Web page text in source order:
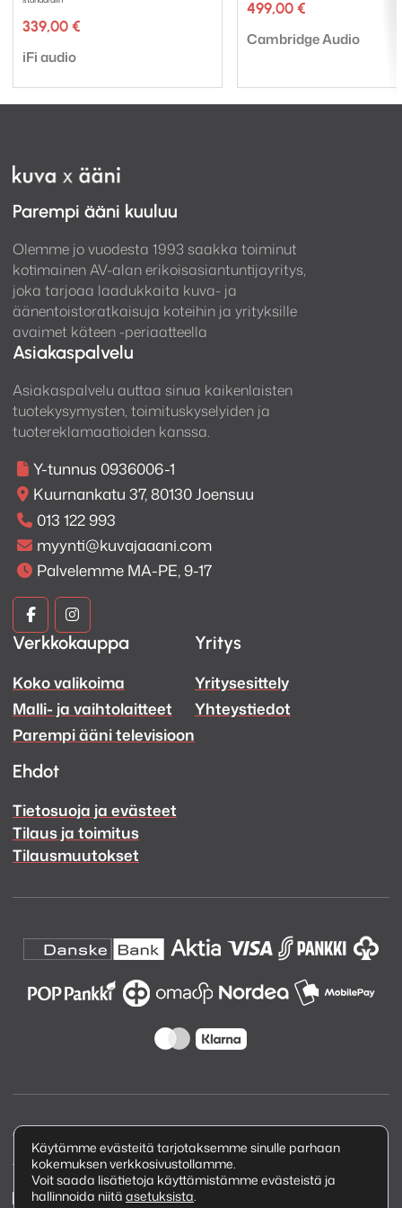
339,00 €
Tuotemerkki:
iFi audio
499,00 €
Tuotemerkki:
Cambridge Audio
Parempi ääni kuuluu
Olemme jo vuodesta 1993 saakka toiminut
kotimainen AV-alan erikoisasiantuntijayritys,
joka tarjoaa laadukkaita kuva- ja
äänentoistoratkaisuja koteihin ja yrityksille
avaimet käteen -periaatteella
Asiakaspalvelu
Asiakaspalvelu auttaa sinua kaikenlaisten
tuotekysymysten, toimituskyselyiden ja
tuotereklamaatioiden kanssa.
Y-tunnus 0936006-1
Kuurnankatu 37, 80130 Joensuu
013 122 993
myynti@kuvajaaani.com
Palvelemme MA-PE, 9-17
Kuva
ja
Ääni
Facebook
Kuva
ja
Ääni
Instagram
Verkkokauppa
Koko valikoima
Malli- ja vaihtolaitteet
Parempi ääni televisioon
Yritys
Yritysesittely
Yhteystiedot
Ehdot
Tietosuoja ja evästeet
Tilaus ja toimitus
Tilausmuutokset
Copyright © 2026 Kuva ja Ääni Oy
Tietosuojaseloste
Käytämme evästeitä tarjotaksemme sinulle parhaan
kokemuksen verkkosivustollamme.
Voit saada lisätietoja käyttämistämme evästeistä ja
hallinnoida niitä asetuksista.